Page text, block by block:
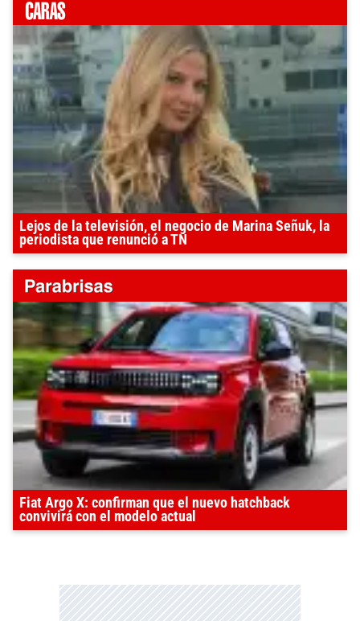
Lejos de la televisión, el negocio de Marina Señuk, la
periodista que renunció a TN
Fiat Argo X: confirman que el nuevo hatchback
convivirá con el modelo actual